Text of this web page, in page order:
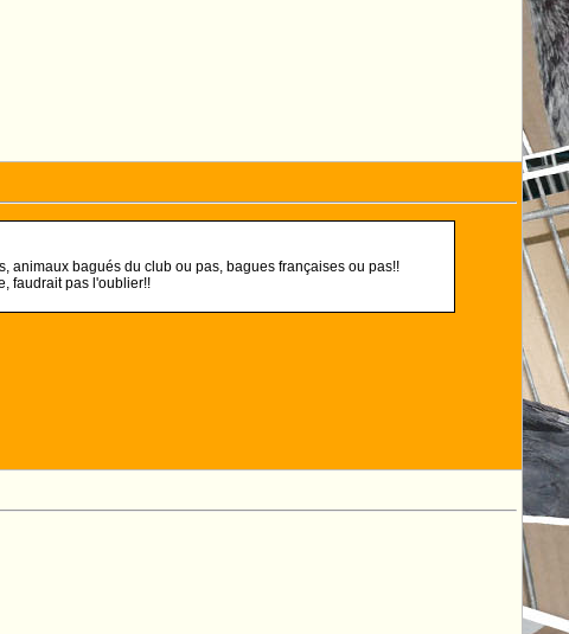
animaux bagués du club ou pas, bagues françaises ou pas!!
faudrait pas l'oublier!!